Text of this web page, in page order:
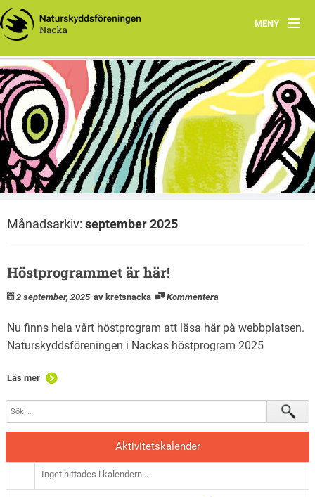
MENY
Hem
Vårprogram 2026
Dokument
Barn, familj och skola
Om oss
Nacka
Välkommen till kretswebben för Naturskyddsföreningen
i Nacka
Månadsarkiv: september 2025
Höstprogrammet är här!
2 september, 2025 av kretsnacka Kommentera
Nu finns hela vårt höstprogram att läsa här på webbplatsen.
Naturskyddsföreningen i Nackas höstprogram 2025
Läs mer
Aktivitetskalender
Inget hittades i kalendern...